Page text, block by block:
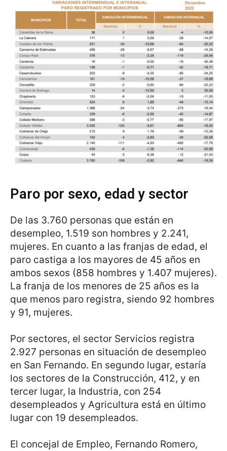
Paro por sexo, edad y sector
De las 3.760 personas que están en
desempleo, 1.519 son hombres y 2.241,
mujeres. En cuanto a las franjas de edad, el
paro castiga a los mayores de 45 años en
ambos sexos (858 hombres y 1.407 mujeres).
La franja de los menores de 25 años es la
que menos paro registra, siendo 92 hombres
y 91, mujeres.
Por sectores, el sector Servicios registra
2.927 personas en situación de desempleo
en San Fernando. En segundo lugar, estaría
los sectores de la Construcción, 412, y en
tercer lugar, la Industria, con 254
desempleados y Agricultura está en último
lugar con 19 desempleados.
El concejal de Empleo, Fernando Romero,